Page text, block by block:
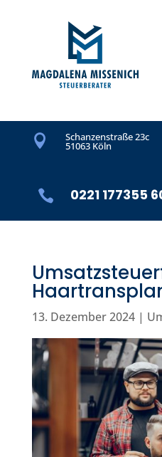
 Schanzenstraße 23c
51063 Köln
 0221 177355
13. Dezember 2024|